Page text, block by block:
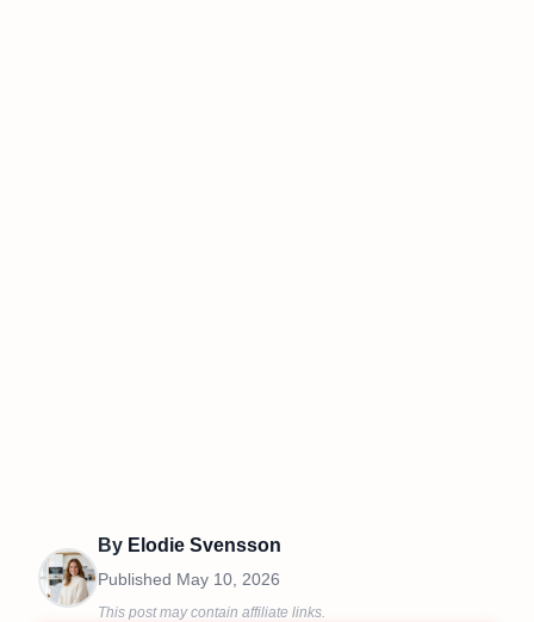
By Elodie Svensson
Published May 10, 2026
This post may contain affiliate links.